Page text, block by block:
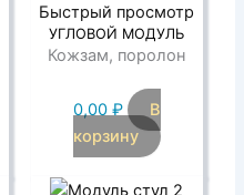
Быстрый просмотр
УГЛОВОЙ МОДУЛЬ
Кожзам, поролон
0,00 ₽
В
корзину